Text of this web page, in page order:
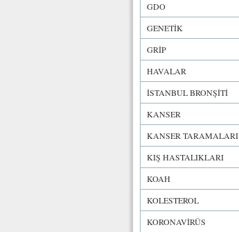
GDO
GENETİK
GRİP
HAVALAR
İSTANBUL BRONŞİTİ
KANSER
KANSER TARAMALARI
KIŞ HASTALIKLARI
KOAH
KOLESTEROL
KORONAVİRÜS